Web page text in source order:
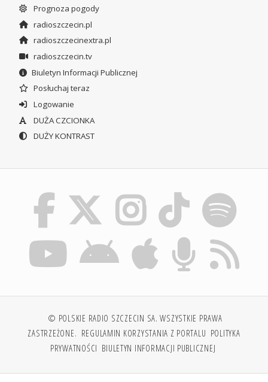
Prognoza pogody
radioszczecin.pl
radioszczecinextra.pl
radioszczecin.tv
Biuletyn Informacji Publicznej
Posłuchaj teraz
Logowanie
DUŻA CZCIONKA
DUŻY KONTRAST
© POLSKIE RADIO SZCZECIN SA. WSZYSTKIE PRAWA
ZASTRZEŻONE. REGULAMIN KORZYSTANIA Z PORTALU POLITYKA
PRYWATNOŚCI BIULETYN INFORMACJI PUBLICZNEJ